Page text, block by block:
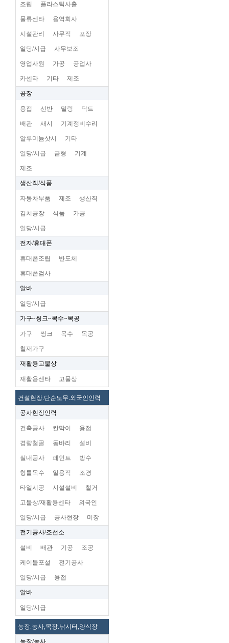
조립 플라스틱사출
물류센타 용역회사
시설관리 사무직 포장
일당/시급 사무보조
영업사원 가공 공업사
카센타 기타 제조
공장
용접 선반 밀링 닥트
배관 새시 기계정비수리
알루미늄삿시 기타
일당/시급 금형 기계
제조
생산직/식품
자동차부품 제조 생산직
김치공장 식품 가공
일당/시급
전자/휴대폰
휴대폰조립 반도체
휴대폰검사
알바
일당/시급
가구~씽크~목수~목공
가구 씽크 목수 목공
철재가구
재활용고물상
재활용센타 고물상
건설현장.단순노무.외국인인력
공사현장인력
건축공사 칸막이 용접
경량철골 동바리 설비
실내공사 페인트 방수
형틀목수 일용직 조경
타일시공 시설설비 철거
고물상/재활용센타 외국인
일당/시급 공사현장 미장
전기공사/조선소
설비 배관 기공 조공
케이블포설 전기공사
일당/시급 용접
알바
일당/시급
농장.농사,목장.낚시터,양식장
농장/농사